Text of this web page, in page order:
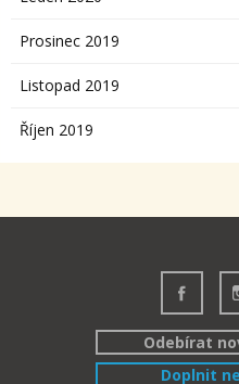
Prosinec 2019
Listopad 2019
Říjen 2019
Odebírat
Doplnit